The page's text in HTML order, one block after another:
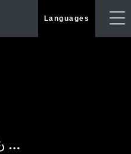
…
Languages